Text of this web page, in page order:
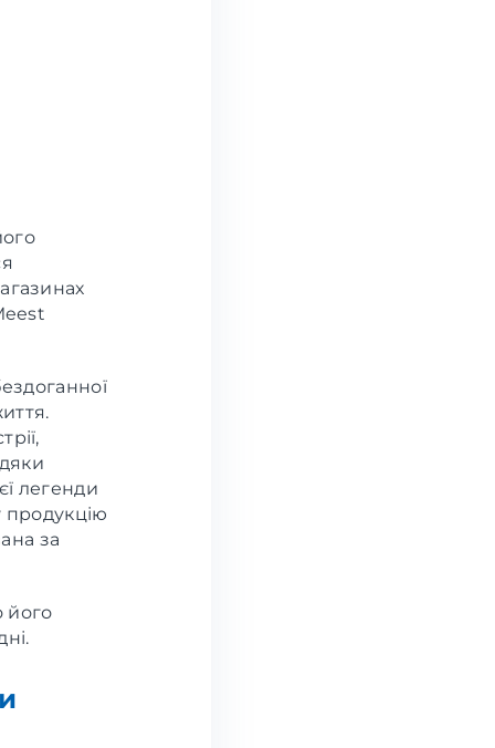
легенди
продукцію
за
його